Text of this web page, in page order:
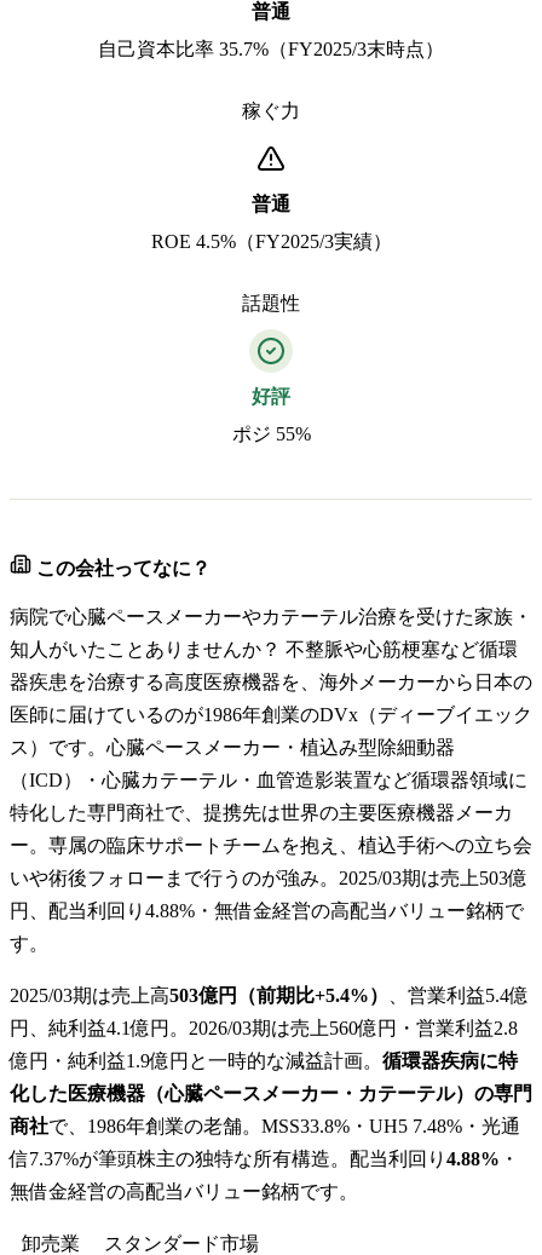
普通
自己資本比率 35.7%（FY2025/3末時点）
稼ぐ力
普通
ROE 4.5%（FY2025/3実績）
話題性
好評
ポジ 55%
この会社ってなに？
病院で心臓ペースメーカーやカテーテル治療を受けた家族・
知人がいたことありませんか？ 不整脈や心筋梗塞など循環
器疾患を治療する高度医療機器を、海外メーカーから日本の
医師に届けているのが1986年創業のDVx（ディーブイエック
ス）です。心臓ペースメーカー・植込み型除細動器
（ICD）・心臓カテーテル・血管造影装置など循環器領域に
特化した専門商社で、提携先は世界の主要医療機器メーカ
ー。専属の臨床サポートチームを抱え、植込手術への立ち会
いや術後フォローまで行うのが強み。2025/03期は売上503億
円、配当利回り4.88%・無借金経営の高配当バリュー銘柄で
す。
2025/03期は売上高503億円（前期比+5.4%）
、営業利益5.4億
円、純利益4.1億円。2026/03期は売上560億円・営業利益2.8
億円・純利益1.9億円と一時的な減益計画。 循環器疾病に特
化した医療機器（心臓ペースメーカー・カテーテル）の専門
商社で、1986年創業の老舗。MSS33.8%・UH5 7.48%・光通
信7.37%が筆頭株主の独特な所有構造。配当利回り 4.88% ・
無借金経営の高配当バリュー銘柄です。
卸売業 スタンダード市場